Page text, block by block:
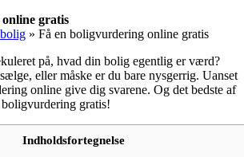
gratis
» Få en boligvurdering online gratis
på, hvad din bolig egentlig er værd?
eller måske er du bare nysgerrig. Uanset
online give dig svarene. Og det bedste af
gratis!
Indholdsfortegnelse